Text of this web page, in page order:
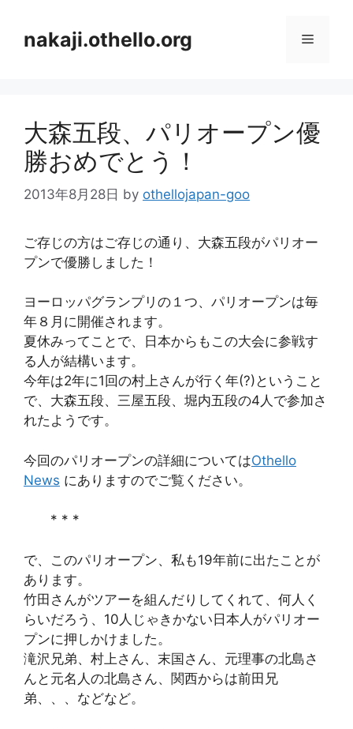
nakaji.othello.org メ
ュ
大森五段、パリオープン優
勝おめでとう！
2013年8月28日 by othellojapan-goo
ご存じの方はご存じの通り、大森五段がパリオー
プンで優勝しました！
ヨーロッパグランプリの１つ、パリオープンは毎
年８月に開催されます。
夏休みってことで、日本からもこの大会に参戦す
る人が結構います。
今年は2年に1回の村上さんが行く年(?)ということ
で、大森五段、三屋五段、堀内五段の4人で参加さ
れたようです。
今回のパリオープンの詳細についてはOthello
News にありますのでご覧ください。
* * *
で、このパリオープン、私も19年前に出たことが
あります。
竹田さんがツアーを組んだりしてくれて、何人く
らいだろう、10人じゃきかない日本人がパリオー
プンに押しかけました。
滝沢兄弟、村上さん、末国さん、元理事の北島さ
んと元名人の北島さん、関西からは前田兄
弟、、、などなど。